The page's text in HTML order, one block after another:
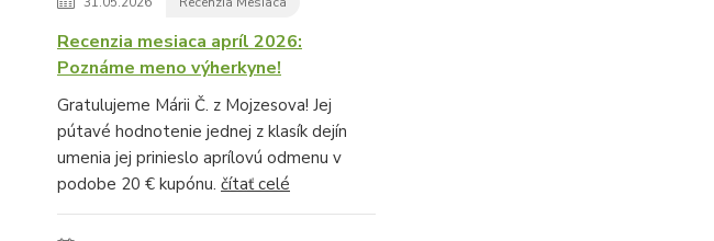
Recenzia mesiaca apríl 2026:
Poznáme meno výherkyne!
Gratulujeme Márii Č. z Mojzesova! Jej
pútavé hodnotenie jednej z klasík dejín
umenia jej prinieslo aprílovú odmenu v
podobe 20 € kupónu. čítať celé